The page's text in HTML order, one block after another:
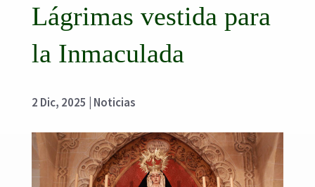
Lágrimas vestida para
la Inmaculada
2 Dic, 2025 Noticias